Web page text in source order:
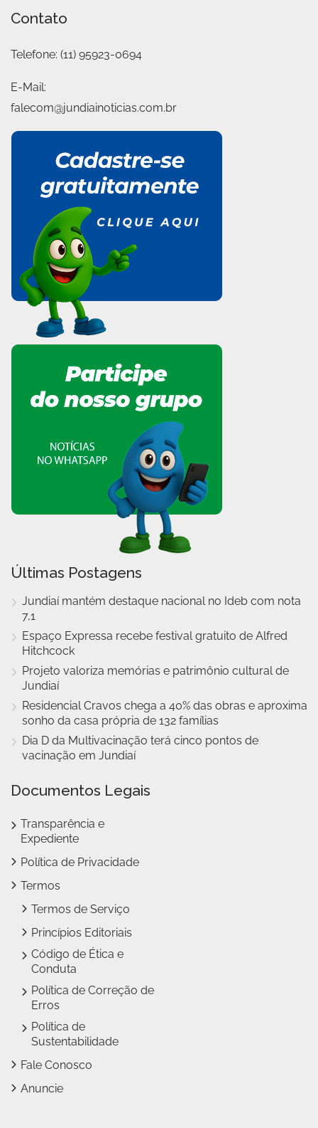
Contato
Telefone: (11) 95923-0694
E-Mail:
falecom@jundiainoticias.com.br
Últimas Postagens
Jundiaí mantém destaque nacional no Ideb com nota
7,1
Espaço Expressa recebe festival gratuito de Alfred
Hitchcock
Projeto valoriza memórias e patrimônio cultural de
Jundiaí
Residencial Cravos chega a 40% das obras e aproxima
sonho da casa própria de 132 famílias
Dia D da Multivacinação terá cinco pontos de
vacinação em Jundiaí
Documentos Legais
Transparência e
Expediente
Política de Privacidade
Termos
Termos de Serviço
Princípios Editoriais
Código de Ética e
Conduta
Política de Correção de
Erros
Política de
Sustentabilidade
Fale Conosco
Anuncie